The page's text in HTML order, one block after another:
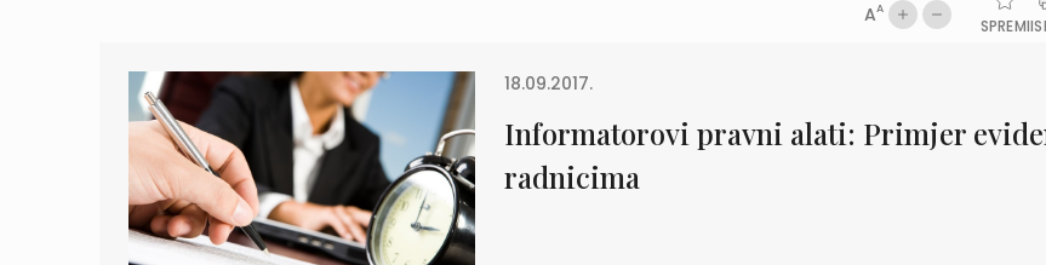
AA
SPREMI
18.09.2017.
Informatorovi pravni alati: Primjer
radnicima